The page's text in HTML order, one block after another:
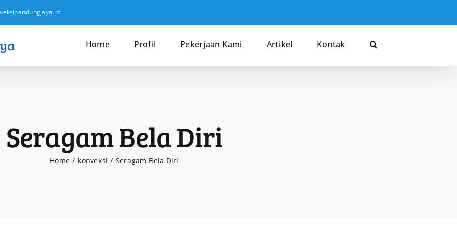
Home Profil Pekerjaan Kami Artikel Kontak
Seragam Bela Diri
Home konveksi Seragam Bela Diri